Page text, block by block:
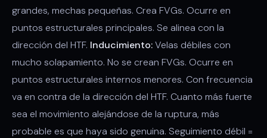
grandes, mechas pequeñas. Crea FVGs. Ocurre en
puntos estructurales principales. Se alinea con la
dirección del HTF. Inducimiento:Velas débiles con
mucho solapamiento. No se crean FVGs. Ocurre en
puntos estructurales internos menores. Con frecuencia
va en contra de la dirección del HTF. Cuanto más fuerte
sea el movimiento alejándose de la ruptura, más
probable es que haya sido genuina. Seguimiento débil =